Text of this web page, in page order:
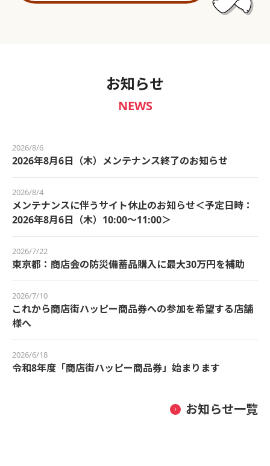
お知らせ
NEWS
2026/8/6
2026年8月6日（木）メンテナンス終了のお知らせ
2026/8/4
メンテナンスに伴うサイト休止のお知らせ＜予定日時：
2026年8月6日（木）10:00～11:00＞
2026/7/22
東京都：商店会の防災備蓄品購入に最大30万円を補助
2026/7/10
これから商店街ハッピー商品券への参加を希望する店舗
様へ
2026/6/18
令和8年度「商店街ハッピー商品券」始まります
お知らせ一覧